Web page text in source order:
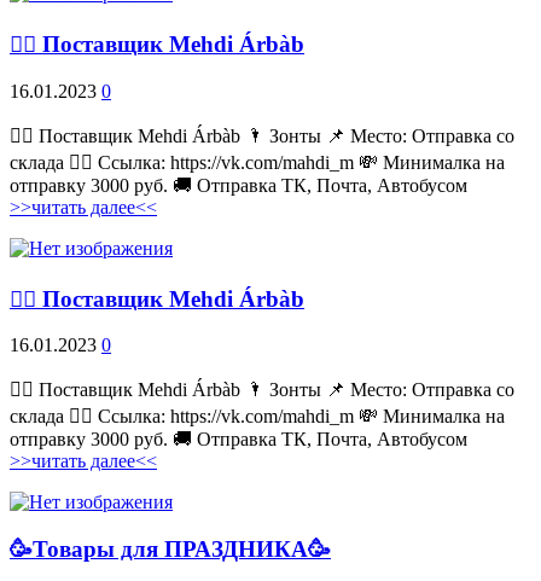
💁‍♂ Поставщик Mehdi Árbàb
16.01.2023 0
💁‍♂ Поставщик Mehdi Árbàb 🌂 Зонты 📌 Место: Отправка со
склада 👉🏻 Ссылка: https://vk.com/mahdi_m 💸 Минималка на
отправку 3000 руб. 🚚 Отправка ТК, Почта, Автобусом
>>читать далее<<
💁‍♂ Поставщик Mehdi Árbàb
16.01.2023 0
💁‍♂ Поставщик Mehdi Árbàb 🌂 Зонты 📌 Место: Отправка со
склада 👉🏻 Ссылка: https://vk.com/mahdi_m 💸 Минималка на
отправку 3000 руб. 🚚 Отправка ТК, Почта, Автобусом
>>читать далее<<
🥳Товары для ПРАЗДНИКА🥳